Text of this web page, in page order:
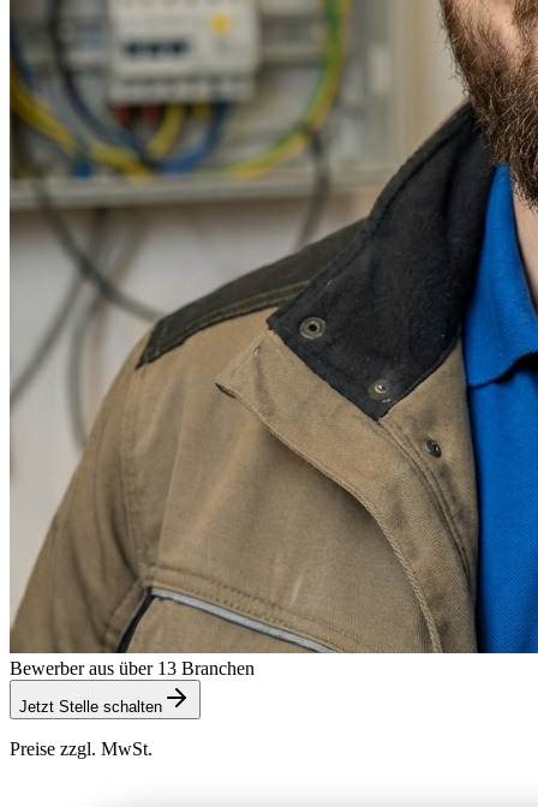
Bewerber aus über 13 Branchen
Jetzt Stelle schalten
Preise zzgl. MwSt.